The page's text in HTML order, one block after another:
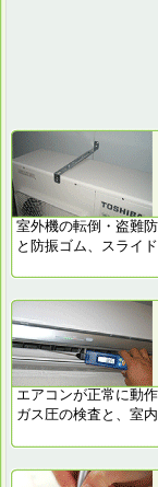
室外機の転倒・盗難
と防振ゴム、スライ
エアコンが正常に動
ガス圧の検査と、室